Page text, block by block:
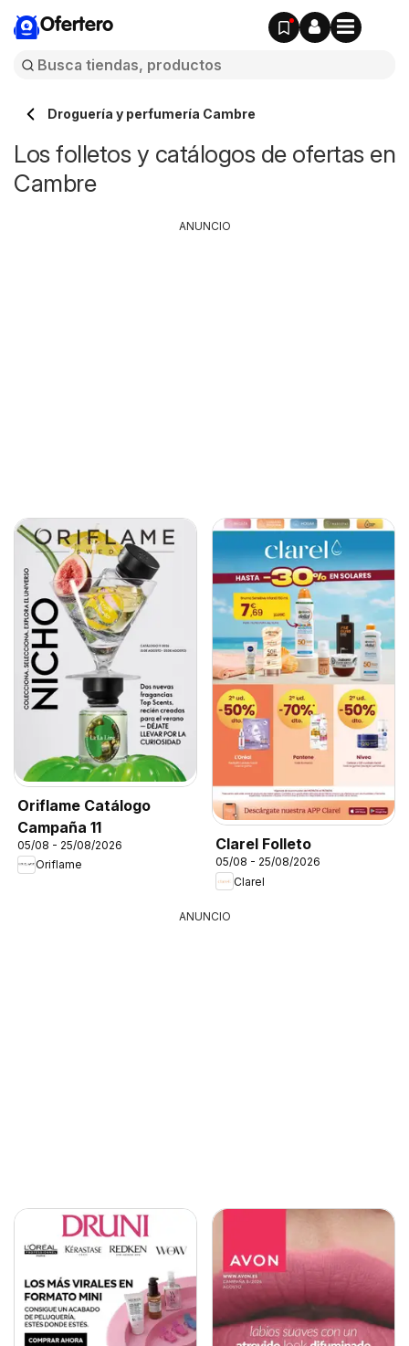
Ofertero
Droguería y perfumería Cambre
Los folletos y catálogos de ofertas en
Cambre
Oriflame Catálogo
Campaña 11
05/08 - 25/08/2026
Oriflame
Clarel Folleto
05/08 - 25/08/2026
Clarel
ANUNCIO
ANUNCIO